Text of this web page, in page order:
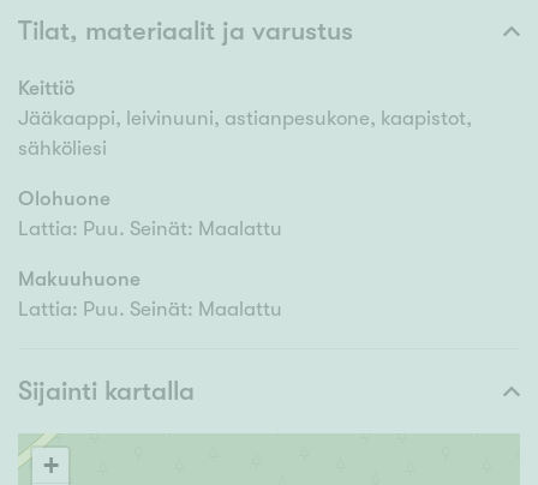
Tilat, materiaalit ja varustus
Keittiö
Jääkaappi, leivinuuni, astianpesukone, kaapistot,
sähköliesi
Olohuone
Lattia: Puu. Seinät: Maalattu
Makuuhuone
Lattia: Puu. Seinät: Maalattu
Sijainti kartalla
+